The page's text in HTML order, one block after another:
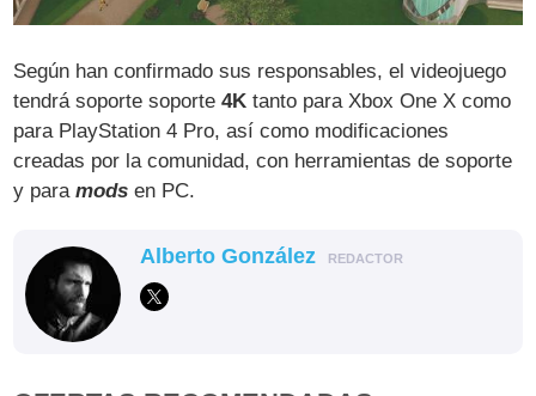
Según han confirmado sus responsables, el videojuego
tendrá soporte soporte4K tanto para Xbox One X como
para PlayStation 4 Pro, así como modificaciones
creadas por la comunidad, con herramientas de soporte
y paramods en PC.
Alberto González REDACTOR